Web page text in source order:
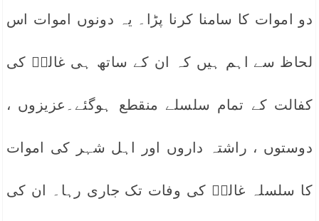
دو اموات کا سامنا کرنا پڑا۔ یہ دونوں اموات اس
لحاظ سے اہم ہیں کہ ان کے ساتھ ہی غالبؔ کی
کفالت کے تمام سلسلے منقطع ہوگئے۔عزیزوں ،
دوستوں ، راشتہ داروں اور اہل شہر کی اموات
کا سلسلہ غالبؔ کی وفات تک جاری رہا۔ ان کی